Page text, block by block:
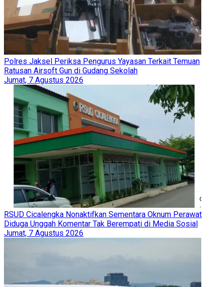
Polres Jaksel Periksa Pengurus Yayasan Terkait Temuan
Ratusan Airsoft Gun di Gudang Sekolah
Jumat, 7 Agustus 2026
RSUD Cicalengka Nonaktifkan Sementara Oknum Perawat
Diduga Unggah Komentar Tak Berempati di Media Sosial
Jumat, 7 Agustus 2026